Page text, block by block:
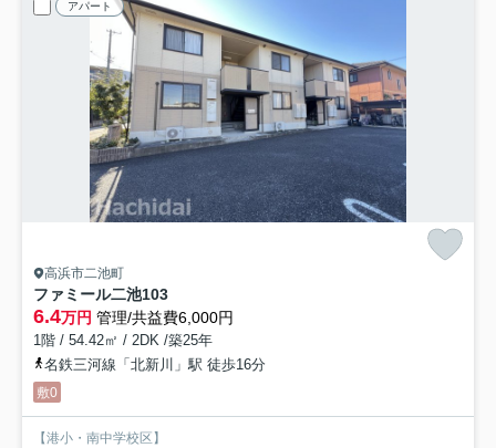
アパート
高浜市二池町
ファミール二池103
6.4万円 管理/共益費6,000円
1階 / 54.42㎡ / 2DK /築25年
名鉄三河線「北新川」駅 徒歩16分
敷0
【港小・南中学校区】